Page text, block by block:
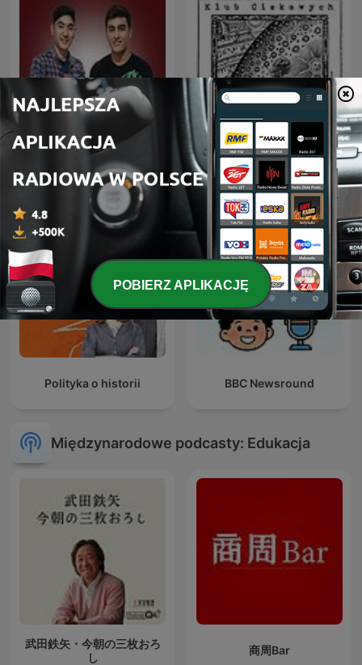
Deutsche Podcasts
Klub Ciekawych
Wszystkiego
Polityka o historii BBC Newsround
Międzynarodowe podcasty: Edukacja
武田鉄矢・今朝の三枚おろ
し
商周Bar
POBIERZ APLIKACJĘ